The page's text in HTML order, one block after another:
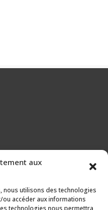
aux
nous utilisons des technologies
accéder aux informations
technologies nous permettra